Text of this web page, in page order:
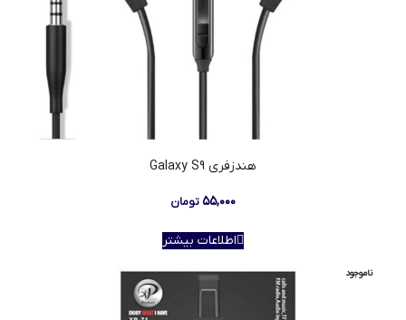
هندزفری Galaxy S9
۵۵,۰۰۰تومان
اطلاعات بیشتر
ناموجود